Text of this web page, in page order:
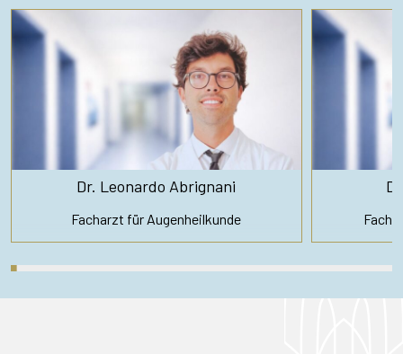
Dr. Leonardo Abrignani
Facharzt für Augenheilkunde